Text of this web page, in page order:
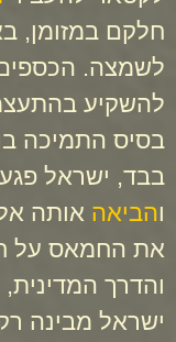
חלקם במזומן,
לשמצה.
להשקיע
בסיס התמיכה
בבד, ישראל
והביאה אותה
את החמאס על
והדרך
ישראל מבינה